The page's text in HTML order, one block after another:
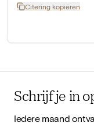
Citering kopiëren
Schrijf je in
Iedere maand